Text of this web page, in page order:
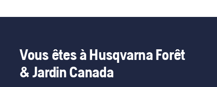
Vous êtes à Husqvarna Forêt
& Jardin Canada